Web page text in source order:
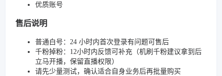
优质账号
售后说明
普通白号：24 小时内首次登录有问题可售后
千粉掉粉：12小时内反馈可补充（机刷千粉建议拿到后
立马开播，保留直播权限）
请先少量测试，确认适合自身业务后再批量购买